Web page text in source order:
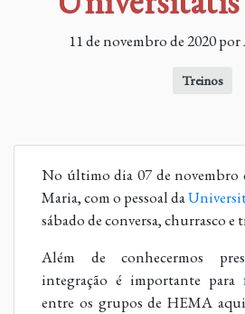
11 de novembro de 2020
Treinos
No último dia 07 de novembro
Maria, com o pessoal da
sábado de conversa, churrasco e
Além de conhecermos
integração é importante para
entre os grupos de HEMA